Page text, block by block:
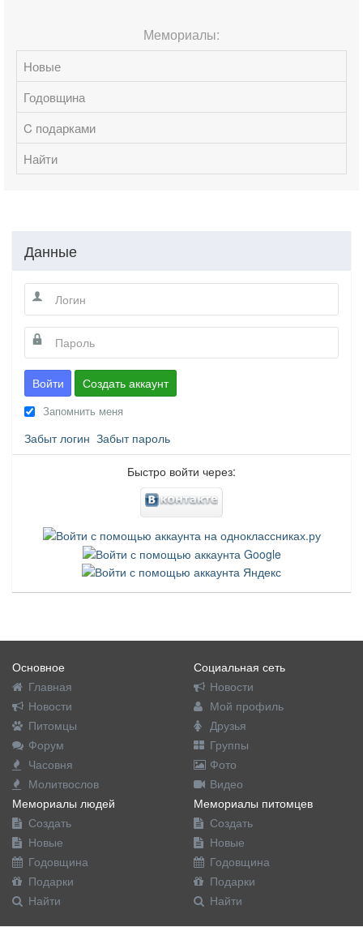
Мемориалы:
Новые
Годовщина
C подарками
Найти
Данные
Войти Создать аккаунт
Запомнить меня
Забыт логин Забыт пароль
Быстро войти через:
Основное
Главная
Новости
Питомцы
Форум
Часовня
Молитвослов
Социальная сеть
Новости
Мой профиль
Друзья
Группы
Фото
Видео
Мемориалы людей
Создать
Новые
Годовщина
Подарки
Найти
Мемориалы питомцев
Создать
Новые
Годовщина
Подарки
Найти